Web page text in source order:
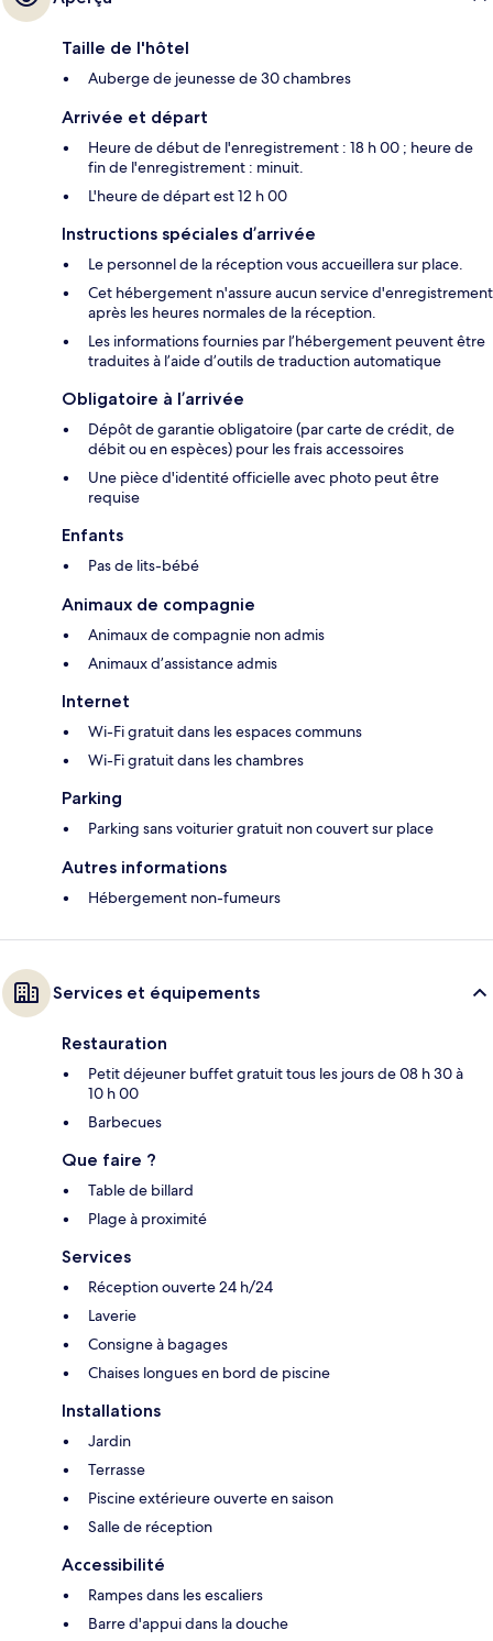
Taille de l'hôtel
Auberge de jeunesse de 30 chambres
Arrivée et départ
Heure de début de l'enregistrement : 18 h 00 ; heure de
fin de l'enregistrement : minuit.
L'heure de départ est 12 h 00
Instructions spéciales d’arrivée
Le personnel de la réception vous accueillera sur place.
Cet hébergement n'assure aucun service d'enregistrement
après les heures normales de la réception.
Les informations fournies par l’hébergement peuvent être
traduites à l’aide d’outils de traduction automatique
Obligatoire à l’arrivée
Dépôt de garantie obligatoire (par carte de crédit, de
débit ou en espèces) pour les frais accessoires
Une pièce d'identité officielle avec photo peut être
requise
Enfants
Pas de lits-bébé
Animaux de compagnie
Animaux de compagnie non admis
Animaux d’assistance admis
Internet
Wi-Fi gratuit dans les espaces communs
Wi-Fi gratuit dans les chambres
Parking
Parking sans voiturier gratuit non couvert sur place
Autres informations
Hébergement non-fumeurs
Services et équipements
Restauration
Petit déjeuner buffet gratuit tous les jours de 08 h 30 à
10 h 00
Barbecues
Que faire ?
Table de billard
Plage à proximité
Services
Réception ouverte 24 h/24
Laverie
Consigne à bagages
Chaises longues en bord de piscine
Installations
Jardin
Terrasse
Piscine extérieure ouverte en saison
Salle de réception
Accessibilité
Rampes dans les escaliers
Barre d'appui dans la douche